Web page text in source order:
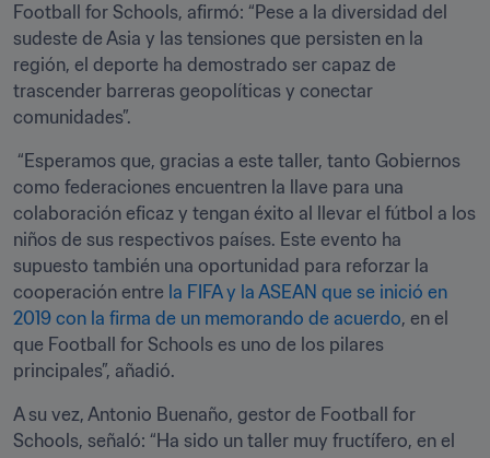
Football for Schools, afirmó: “Pese a la diversidad del
sudeste de Asia y las tensiones que persisten en la
región, el deporte ha demostrado ser capaz de
trascender barreras geopolíticas y conectar
comunidades”.
“Esperamos que, gracias a este taller, tanto Gobiernos
como federaciones encuentren la llave para una
colaboración eficaz y tengan éxito al llevar el fútbol a los
niños de sus respectivos países. Este evento ha
supuesto también una oportunidad para reforzar la
cooperación entre la FIFA y la ASEAN que se inició en
2019 con la firma de un memorando de acuerdo, en el
que Football for Schools es uno de los pilares
principales”, añadió.
A su vez, Antonio Buenaño, gestor de Football for
Schools, señaló: “Ha sido un taller muy fructífero, en el